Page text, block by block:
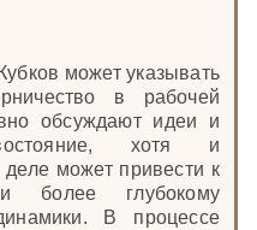
может указывать
в рабочей
обсуждают идеи и
хотя и
может привести к
более глубокому
В процессе